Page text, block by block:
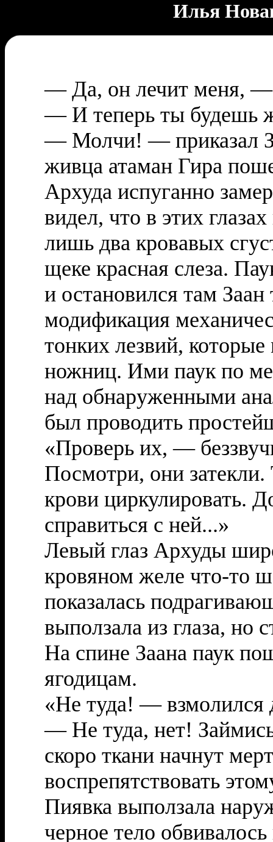
Илья
— Да, он лечит меня, —
— И теперь ты будешь
— Молчи! — приказал
живца атаман Гира
Архуда испуганно
видел, что в этих
лишь два кровавых
щеке красная слеза.
и остановился там Заан
модификация
тонких лезвий,
ножниц. Ими паук по
над обнаруженными
был проводить
«Проверь их, —
Посмотри, они
крови циркулировать.
справиться с ней...»
Левый глаз Архуды
кровяном желе что-то
показалась
выползала из глаза, но
На спине Заана паук
ягодицам.
«Не туда! — взмолился
— Не туда, нет!
скоро ткани начнут
воспрепятствовать
Пиявка выползала
черное тело